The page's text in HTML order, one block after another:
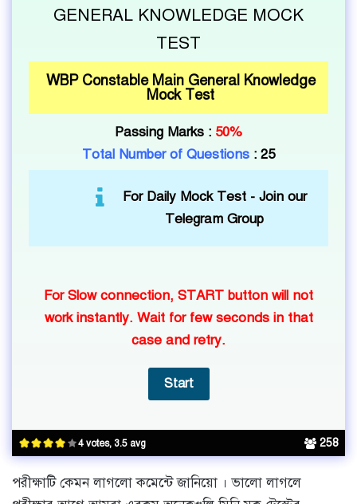
4 votes, 3.5 avg 258
GENERAL KNOWLEDGE MOCK
TEST
WBP Constable Main General Knowledge
Mock Test
Passing Marks : 50%
Total Number of Questions : 25
For Daily Mock Test - Join our
Telegram Group
For Slow connection, START button will not
work instantly. Wait for few seconds in that
case and retry.
পরীক্ষাটি কেমন লাগলো কমেন্টে জানিয়ো । ভালো লাগলে